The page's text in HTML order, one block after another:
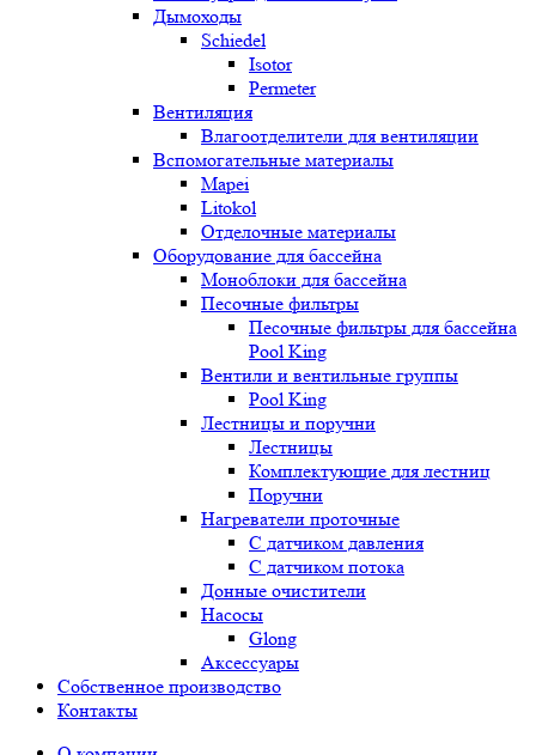
Дымоходы
Schiedel
Isotor
Permeter
Вентиляция
Влагоотделители для вентиляции
Вспомогательные материалы
Mapei
Litokol
Отделочные материалы
Оборудование для бассейна
Моноблоки для бассейна
Песочные фильтры
Песочные фильтры для бассейна
Pool King
Вентили и вентильные группы
Pool King
Лестницы и поручни
Лестницы
Комплектующие для лестниц
Поручни
Нагреватели проточные
С датчиком давления
С датчиком потока
Донные очистители
Насосы
Glong
Аксессуары
Собственное производство
Контакты